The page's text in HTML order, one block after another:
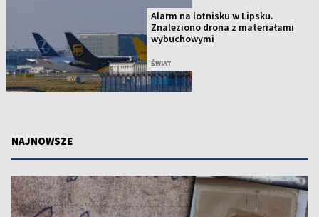
Alarm na lotnisku w Lipsku.
Znaleziono drona z materiałami
wybuchowymi
ŚWIAT
NAJNOWSZE